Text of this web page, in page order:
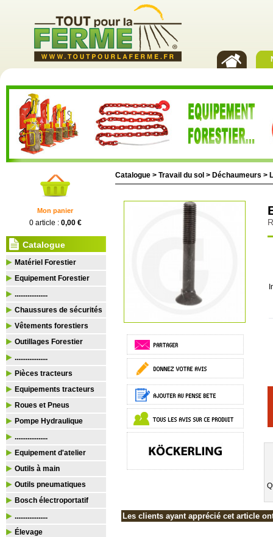
Mon panier
0 article : 0,00 €
Catalogue
Matériel Forestier
Equipement Forestier
..................
Chaussures de sécurités
Vêtements forestiers
Outillages Forestier
..................
Pièces tracteurs
Equipements tracteurs
Roues et Pneus
Pompe Hydraulique
..................
Equipement d'atelier
Outils à main
Outils pneumatiques
Bosch électroportatif
..................
Élevage
Catalogue > Travail du sol > Déchaumeurs >
Les clients ayant apprécié cet article